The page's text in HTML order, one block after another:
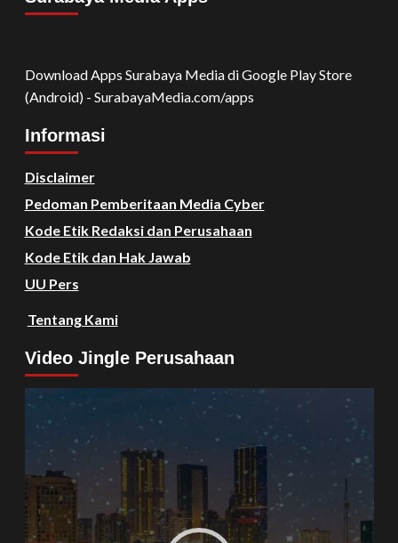
Download Apps Surabaya Media di Google Play Store
(Android) - SurabayaMedia.com/apps
Informasi
Disclaimer
Pedoman Pemberitaan Media Cyber
Kode Etik Redaksi dan Perusahaan
Kode Etik dan Hak Jawab
UU Pers
Tentang Kami
Video Jingle Perusahaan
Video
Player